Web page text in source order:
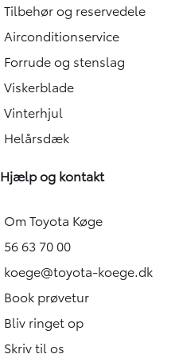
Tilbehør og reservedele
Airconditionservice
Forrude og stenslag
Viskerblade
Vinterhjul
Helårsdæk
Hjælp og kontakt
Om Toyota Køge
56 63 70 00
koege@toyota-koege.dk
Book prøvetur
Bliv ringet op
Skriv til os